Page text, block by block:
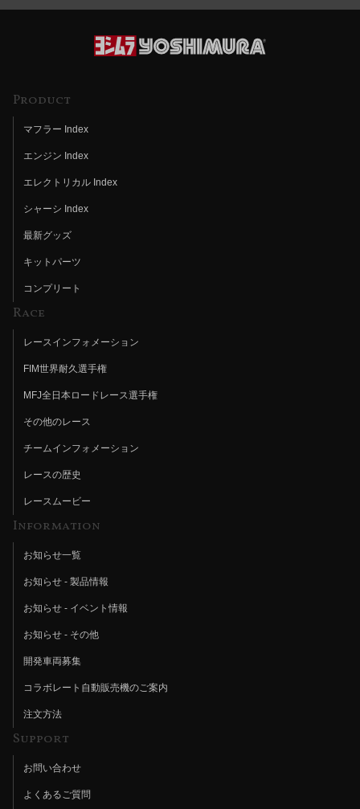
Product
マフラー Index
エンジン Index
エレクトリカル Index
シャーシ Index
最新グッズ
キットパーツ
コンプリート
Race
レースインフォメーション
FIM世界耐久選手権
MFJ全日本ロードレース選手権
その他のレース
チームインフォメーション
レースの歴史
レースムービー
Information
お知らせ一覧
お知らせ - 製品情報
お知らせ - イベント情報
お知らせ - その他
開発車両募集
コラボレート自動販売機のご案内
注文方法
Support
お問い合わせ
よくあるご質問